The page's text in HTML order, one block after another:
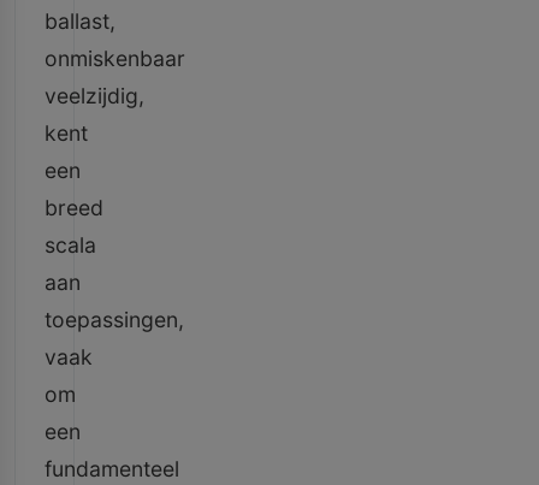
ballast,
onmiskenbaar
veelzijdig,
kent
een
breed
scala
aan
toepassingen,
vaak
om
een
fundamenteel